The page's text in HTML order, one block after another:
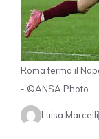
Roma ferma il
- ©ANSA Photo
Luisa Marcelli